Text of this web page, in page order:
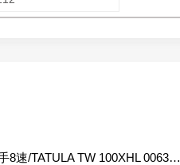
19款黑蜘蛛100左手8速/TATULA TW 100XHL 00630040